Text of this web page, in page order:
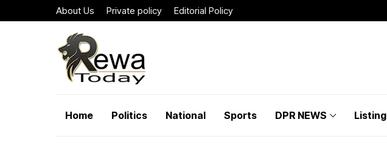
About Us Private policy Editorial Policy
Home Politics National Sports DPR NEWS Listing